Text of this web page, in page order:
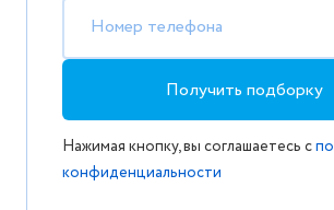
Номер телефона
Получить подборку
Нажимая кнопку, вы соглашаетесь с
конфиденциальности